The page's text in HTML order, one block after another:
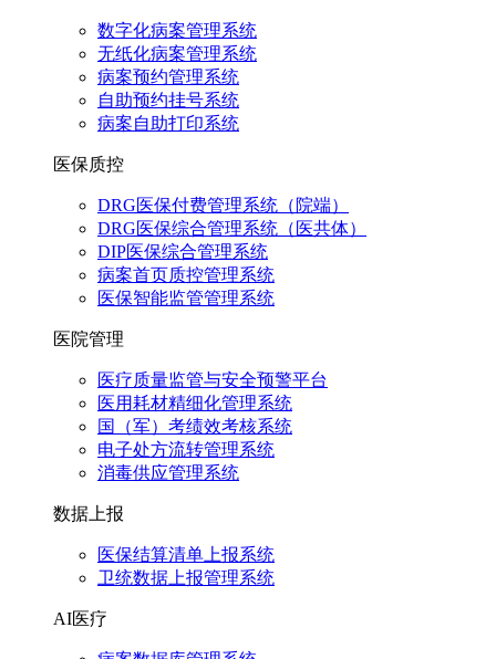
数字化病案管理系统
无纸化病案管理系统
病案预约管理系统
自助预约挂号系统
病案自助打印系统
医保质控
DRG医保付费管理系统（院端）
DRG医保综合管理系统（医共体）
DIP医保综合管理系统
病案首页质控管理系统
医保智能监管管理系统
医院管理
医疗质量监管与安全预警平台
医用耗材精细化管理系统
国（军）考绩效考核系统
电子处方流转管理系统
消毒供应管理系统
数据上报
医保结算清单上报系统
卫统数据上报管理系统
AI医疗